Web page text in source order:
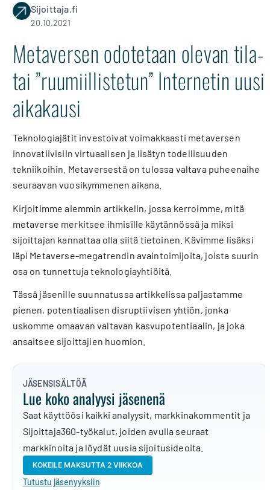
Sijoittaja.fi
20.10.2021
Metaversen odotetaan olevan tila-
tai ”ruumiillistetun” Internetin uusi
aikakausi
Teknologiajätit investoivat voimakkaasti metaversen
innovatiivisiin virtuaalisen ja lisätyn todellisuuden
tekniikoihin. Metaversestä on tulossa valtava puheenaihe
seuraavan vuosikymmenen aikana.
Kirjoitimme aiemmin artikkelin, jossa kerroimme, mitä
metaverse merkitsee ihmisille käytännössä ja miksi
sijoittajan kannattaa olla siitä tietoinen. Kävimme lisäksi
läpi Metaverse-megatrendin avaintoimijoita, joista suurin
osa on tunnettuja teknologiayhtiöitä.
Tässä jäsenille suunnatussa artikkelissa paljastamme
pienen, potentiaalisen disruptiivisen yhtiön, jonka
uskomme omaavan valtavan kasvupotentiaalin, ja joka
ansaitsee sijoittajien huomion.
JÄSENSISÄLTÖÄ
Lue koko analyysi jäsenenä
Saat käyttöösi kaikki analyysit, markkinakommentit ja
Sijoittaja360-työkalut, joiden avulla seuraat
markkinoita ja löydät uusia sijoitusideoita.
KOKEILE MAKSUTTA 2 VIIKKOA
Tutustu jäsenyyksiin